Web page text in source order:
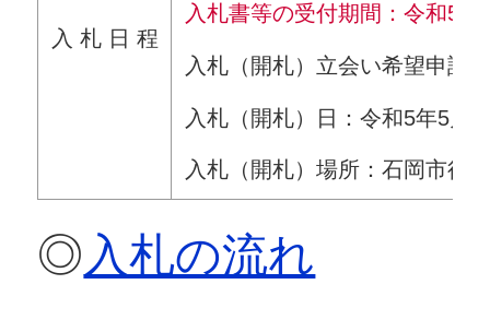
入 札 日 程
入札書等の受付期間：令和5
入札（開札）立会い希望申請
入札（開札）日：令和5年5月9
入札（開札）場所：石岡市役
◎入札の流れ